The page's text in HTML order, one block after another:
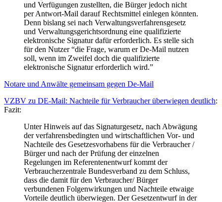
und Verfügungen zustellten, die Bürger jedoch nicht
per Antwort-Mail darauf Rechtsmittel einlegen könnten.
Denn bislang sei nach Verwaltungsverfahrensgesetz
und Verwaltungsgerichtsordnung eine qualifizierte
elektronische Signatur dafür erforderlich. Es stelle sich
für den Nutzer “die Frage, warum er De-Mail nutzen
soll, wenn im Zweifel doch die qualifizierte
elektronische Signatur erforderlich wird.”
Notare und Anwälte gemeinsam gegen De-Mail
VZBV zu DE-Mail: Nachteile für Verbraucher überwiegen deutlich:
Fazit:
Unter Hinweis auf das Signaturgesetz, nach Abwägung
der verfahrensbedingten und wirtschaftlichen Vor- und
Nachteile des Gesetzesvorhabens für die Verbraucher /
Bürger und nach der Prüfung der einzelnen
Regelungen im Referentenentwurf kommt der
Verbraucherzentrale Bundesverband zu dem Schluss,
dass die damit für den Verbraucher/ Bürger
verbundenen Folgenwirkungen und Nachteile etwaige
Vorteile deutlich überwiegen. Der Gesetzentwurf in der